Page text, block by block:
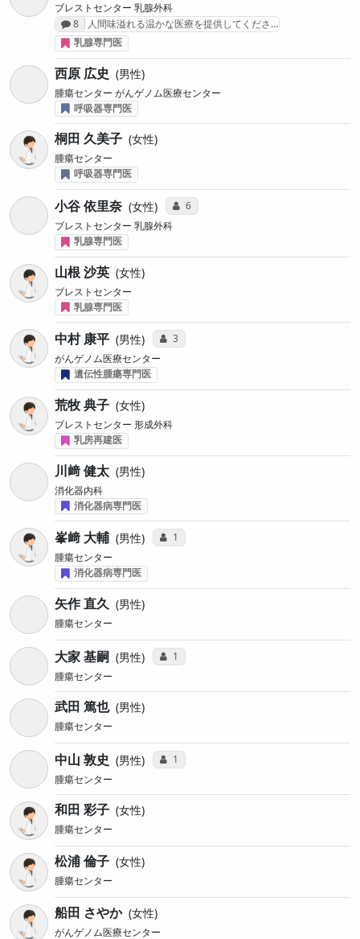
ブレストセンター 乳腺外科
感想投稿数
8
人間味溢れる温かな医療を提供してくださ…
乳腺専門医
西原 広史 男性
腫瘍センター がんゲノム医療センター
呼吸器専門医
桐田 久美子 女性
腫瘍センター
呼吸器専門医
小谷 依里奈 女性 コミュニケーション・タイプ投票数
6
ブレストセンター 乳腺外科
乳腺専門医
山根 沙英 女性
ブレストセンター
乳腺専門医
中村 康平 男性 コミュニケーション・タイプ投票数
3
がんゲノム医療センター
遺伝性腫瘍専門医
荒牧 典子 女性
ブレストセンター 形成外科
乳房再建医
川﨑 健太 男性
消化器内科
消化器病専門医
峯﨑 大輔 男性 コミュニケーション・タイプ投票数
1
腫瘍センター
消化器病専門医
矢作 直久 男性
腫瘍センター
大家 基嗣 男性 コミュニケーション・タイプ投票数
1
腫瘍センター
武田 篤也 男性
腫瘍センター
中山 敦史 男性 コミュニケーション・タイプ投票数
1
腫瘍センター
和田 彩子 女性
腫瘍センター
松浦 倫子 女性
腫瘍センター
船田 さやか 女性
がんゲノム医療センター